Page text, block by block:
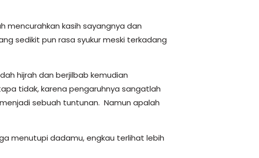
mencurahkan kasih sayangnya dan
sedikit pun rasa syukur meski terkadang
hijrah dan berjilbab kemudian
tidak, karena pengaruhnya sangatlah
sebuah tuntunan. Namun apalah
menutupi dadamu, engkau terlihat lebih